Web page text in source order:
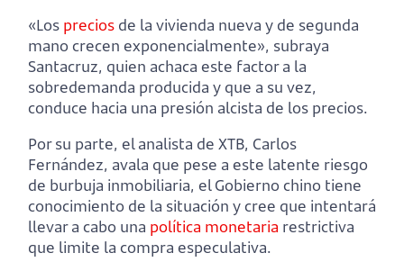
«Los precios de la vivienda nueva y de segunda
mano crecen exponencialmente», subraya
Santacruz, quien achaca este factor a la
sobredemanda producida y que a su vez,
conduce hacia una presión alcista de los precios.
Por su parte, el analista de XTB, Carlos
Fernández, avala que pese a este latente riesgo
de burbuja inmobiliaria, el Gobierno chino tiene
conocimiento de la situación y cree que intentará
llevar a cabo una política monetaria restrictiva
que limite la compra especulativa.